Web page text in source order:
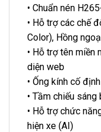
• Chuẩn nén
• Hỗ trợ các chế
Color), Hồng
• Hỗ trợ tên miền
diện web
• Ống kính cố
• Tầm chiếu
• Hỗ trợ chức
hiện xe (AI)